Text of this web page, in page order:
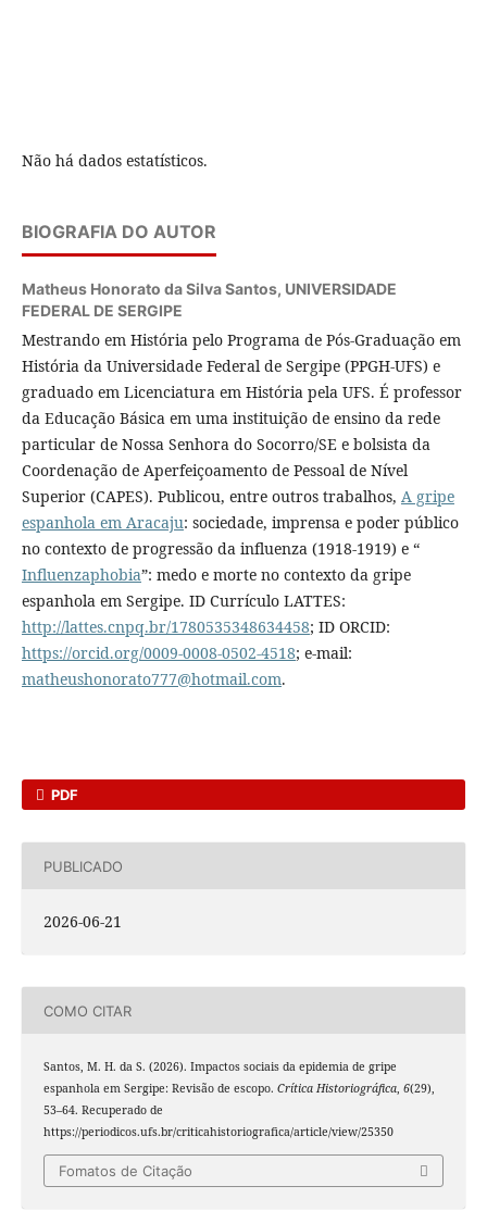
Não há dados estatísticos.
BIOGRAFIA DO AUTOR
Matheus Honorato da Silva Santos, UNIVERSIDADE
FEDERAL DE SERGIPE
Mestrando em História pelo Programa de Pós-Graduação em
História da Universidade Federal de Sergipe (PPGH-UFS) e
graduado em Licenciatura em História pela UFS. É professor
da Educação Básica em uma instituição de ensino da rede
particular de Nossa Senhora do Socorro/SE e bolsista da
Coordenação de Aperfeiçoamento de Pessoal de Nível
Superior (CAPES). Publicou, entre outros trabalhos, A gripe
espanhola em Aracaju: sociedade, imprensa e poder público
no contexto de progressão da influenza (1918-1919) e “
Influenzaphobia”: medo e morte no contexto da gripe
espanhola em Sergipe. ID Currículo LATTES:
http://lattes.cnpq.br/1780535348634458; ID ORCID:
https://orcid.org/0009-0008-0502-4518; e-mail:
matheushonorato777@hotmail.com.
PDF
PUBLICADO
2026-06-21
COMO CITAR
Santos, M. H. da S. (2026). Impactos sociais da epidemia de gripe
espanhola em Sergipe: Revisão de escopo. Crítica Historiográfica, 6(29),
53–64. Recuperado de
https://periodicos.ufs.br/criticahistoriografica/article/view/25350
Fomatos de Citação